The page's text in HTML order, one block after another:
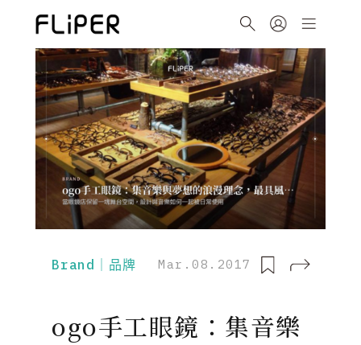
Brand｜品牌 Mar.08.2017
ogo手工眼鏡：集音樂